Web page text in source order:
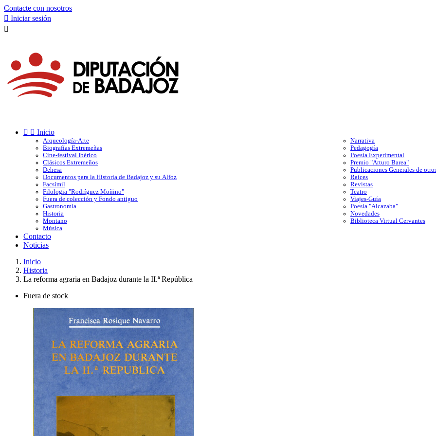
Contacte con nosotros
 Iniciar sesión

  Inicio
Arqueología-Arte
Biografías Extremeñas
Cine-festival Ibérico
Clásicos Extremeños
Dehesa
Documentos para la Historia de Badajoz y su Alfoz
Facsímil
Filologia "Rodríguez Moñino"
Fuera de colección y Fondo antiguo
Gastronomía
Historia
Montano
Música
Narrativa
Pedagogía
Poesía Experimental
Premio "Arturo Barea"
Publicaciones Generales de
Raíces
Revistas
Teatro
Viajes-Guía
Poesía "Alcazaba"
Novedades
Biblioteca Virtual Cervantes
Contacto
Noticias
Inicio
Historia
La reforma agraria en Badajoz durante la II.ª República
Fuera de stock